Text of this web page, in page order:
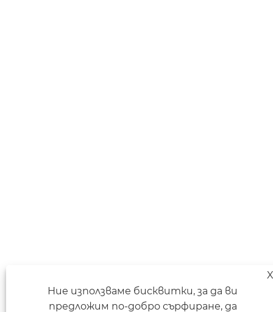
X
Ние използваме бисквитки, за да ви
предложим по-добро сърфиране, да